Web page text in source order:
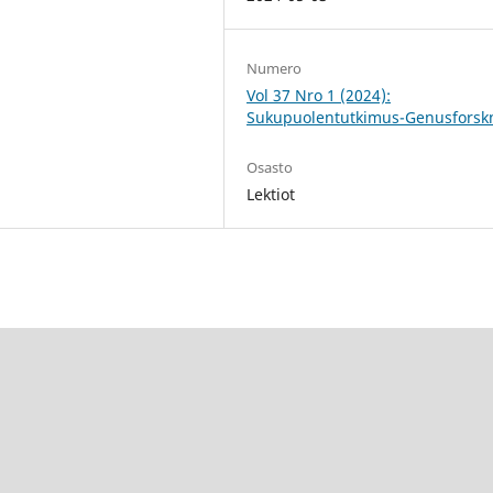
Numero
Vol 37 Nro 1 (2024):
Sukupuolentutkimus-
Osasto
Lektiot